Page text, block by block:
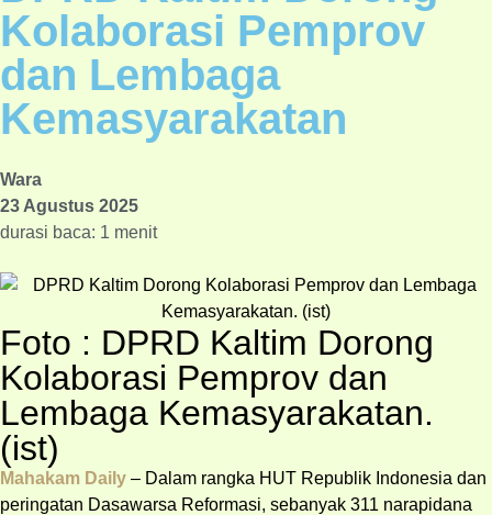
Kolaborasi Pemprov
dan Lembaga
Kemasyarakatan
Wara
23 Agustus 2025
durasi baca: 1 menit
Foto : DPRD Kaltim Dorong
Kolaborasi Pemprov dan
Lembaga Kemasyarakatan.
(ist)
Mahakam Daily – Dalam rangka HUT Republik Indonesia dan
peringatan Dasawarsa Reformasi, sebanyak 311 narapidana